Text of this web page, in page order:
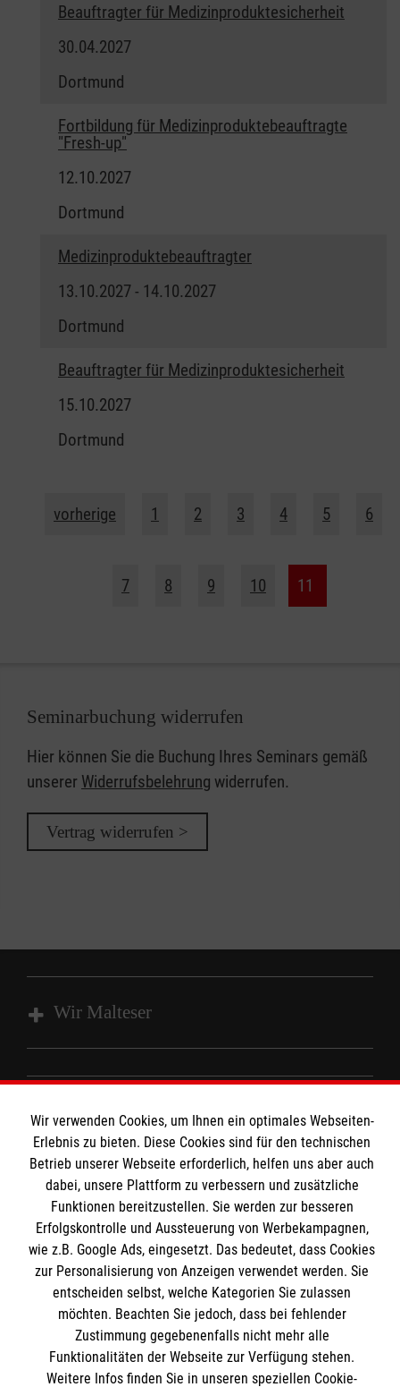
Beauftragter für Medizinproduktesicherheit
30.04.2027
Dortmund
Fortbildung für Medizinproduktebeauftragte
"Fresh-up"
12.10.2027
Dortmund
Medizinproduktebeauftragter
13.10.2027 - 14.10.2027
Dortmund
Beauftragter für Medizinproduktesicherheit
15.10.2027
Dortmund
vorherige 1 2 3 4 5 6
7 8 9 10 11
Seminarbuchung widerrufen
Hier können Sie die Buchung Ihres Seminars gemäß
unserer Widerrufsbelehrung widerrufen.
Vertrag widerrufen >
Wir Malteser
Unsere Kurse
Spenden
Wir Malteser
Informationen
Kontakt
Impressum
Datenschutz
Barrierefreiheit
Malteser online
Malteserorden
Malteser Jugend
Malteser International
Mediathek
Spendenkonto
Empfänger: Malteser Hilfsdienst e.V.
Wir verwenden Cookies, um Ihnen ein optimales Webseiten-
Erlebnis zu bieten. Diese Cookies sind für den technischen
Betrieb unserer Webseite erforderlich, helfen uns aber auch
dabei, unsere Plattform zu verbessern und zusätzliche
Funktionen bereitzustellen. Sie werden zur besseren
Erfolgskontrolle und Aussteuerung von Werbekampagnen,
wie z.B. Google Ads, eingesetzt. Das bedeutet, dass Cookies
zur Personalisierung von Anzeigen verwendet werden. Sie
entscheiden selbst, welche Kategorien Sie zulassen
möchten. Beachten Sie jedoch, dass bei fehlender
Zustimmung gegebenenfalls nicht mehr alle
Funktionalitäten der Webseite zur Verfügung stehen.
Weitere Infos finden Sie in unseren speziellen Cookie-